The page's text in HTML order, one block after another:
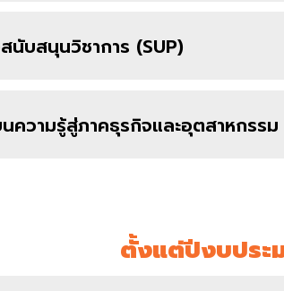
บสนุนวิชาการ (SUP)
ความรู้สู่ภาคธุรกิจและอุตสาหกรร
ตั้งแต่ปีงบประ